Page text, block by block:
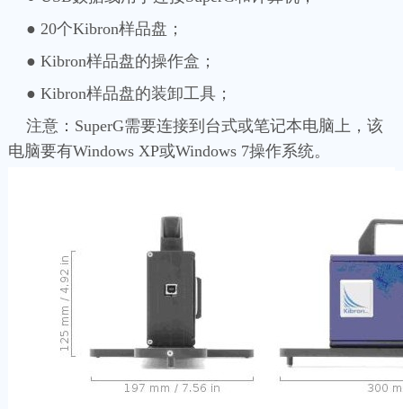
● 20个Kibron样品盘；
● Kibron样品盘的操作盒；
● Kibron样品盘的装卸工具；
注意：SuperG需要连接到台式或笔记本电脑上，该
电脑要有Windows XP或Windows 7操作系统。